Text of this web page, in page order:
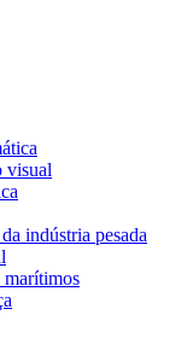
visual
indústria pesada
marítimos